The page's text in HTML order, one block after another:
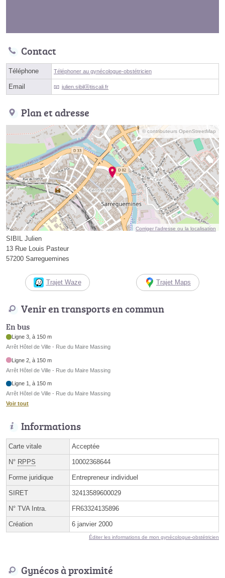
Contact
Téléphone Téléphoner au gynécologue-obstétricien
Email julien.sibilⓐtiscali.fr
Plan et adresse
© contributeurs OpenStreetMap
Corriger l’adresse ou la localisation
SIBIL Julien
13 Rue Louis Pasteur
57200 Sarreguemines
Trajet Waze Trajet Maps
Venir en transports en commun
En bus
Ligne 3, à 150 m
Arrêt Hôtel de Ville - Rue du Maire Massing
Ligne 2, à 150 m
Arrêt Hôtel de Ville - Rue du Maire Massing
Ligne 1, à 150 m
Arrêt Hôtel de Ville - Rue du Maire Massing
Voir tout
Informations
Carte vitale Acceptée
N° RPPS 10002368644
Forme juridique Entrepreneur individuel
SIRET 32413589600029
N° TVA Intra. FR63324135896
Création 6 janvier 2000
Éditer les informations de mon gynécologue-obstétricien
Gynécos à proximité